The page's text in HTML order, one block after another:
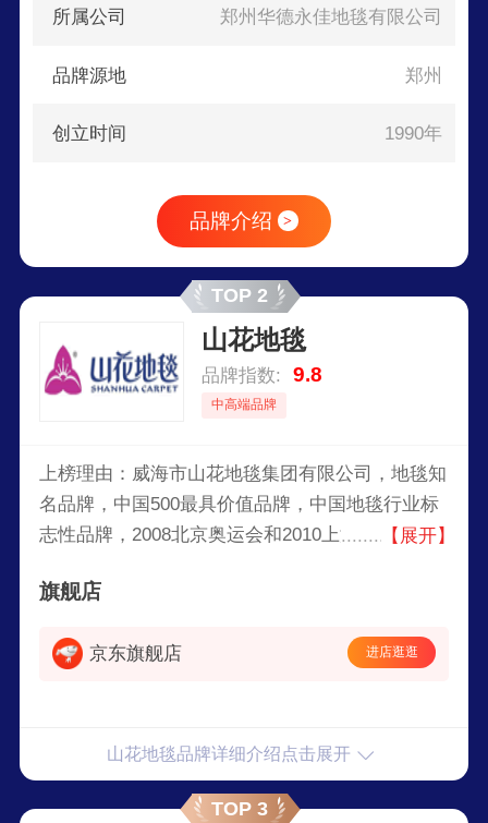
所属公司 郑州华德永佳地毯有限公司
品牌源地 郑州
创立时间 1990年
品牌介绍 >
TOP 2
山花地毯
品牌指数: 9.8
中高端品牌
上榜理由：威海市山花地毯集团有限公司，地毯知
名品牌，中国500最具价值品牌，中国地毯行业标
志性品牌，2008北京奥运会和2010上海世博会专
生产实力的综合性专业地毯制造商之一。
【展开】
旗舰店
京东旗舰店 进店逛逛
山花地毯品牌详细介绍点击展开
TOP 3